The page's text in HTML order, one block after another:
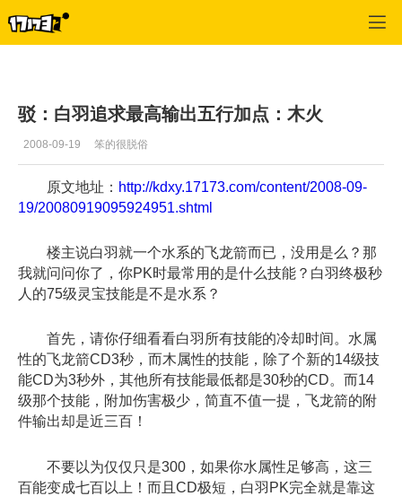
驳：白羽追求最高输出五行加点：木火
2008-09-19 笨的很脱俗
原文地址： http://kdxy.17173.com/content/2008-09-
19/20080919095924951.shtml
楼主说白羽就一个水系的飞龙箭而已，没用是么？那
我就问问你了，你PK时最常用的是什么技能？白羽终极秒
人的75级灵宝技能是不是水系？
首先，请你仔细看看白羽所有技能的冷却时间。水属
性的飞龙箭CD3秒，而木属性的技能，除了个新的14级技
能CD为3秒外，其他所有技能最低都是30秒的CD。而14
级那个技能，附加伤害极少，简直不值一提，飞龙箭的附
件输出却是近三百！
不要以为仅仅只是300，如果你水属性足够高，这三
百能变成七百以上！而且CD极短，白羽PK完全就是靠这